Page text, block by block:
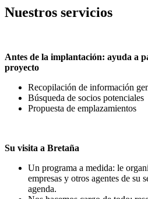
Nuestros servicios
Antes de la implantación: ayuda a
proyecto
Recopilación de información
Búsqueda de socios potenciales
Propuesta de emplazamientos
Su visita a Bretaña
Un programa a medida: le
empresas y otros agentes de su
agenda.